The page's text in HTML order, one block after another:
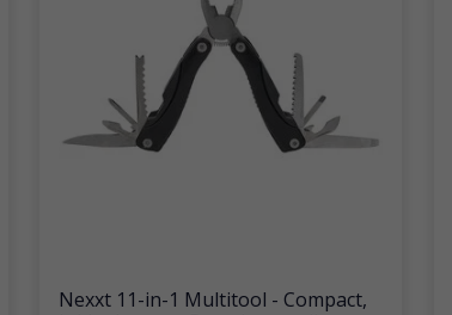
Nexxt 11-in-1 Multitool - Compact,